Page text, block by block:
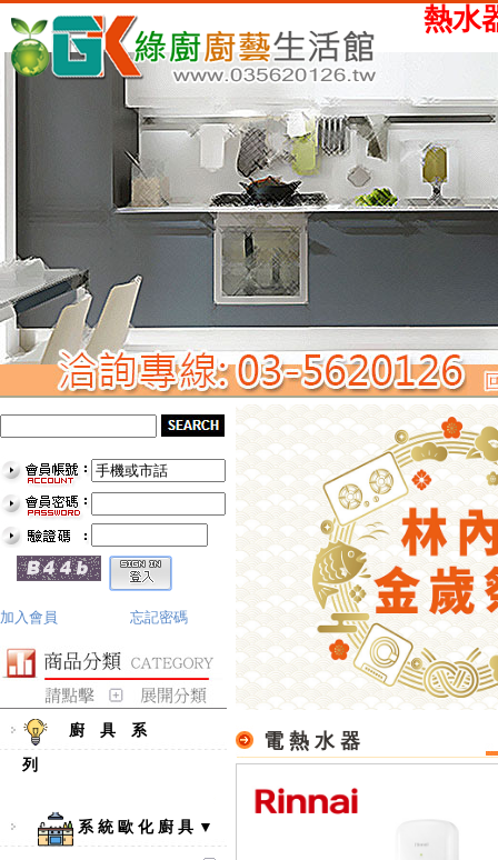
熱水器、瓦斯爐
加入會員 忘記密碼
廚 具 系
列
系 統 歐 化 廚 具 ▼
電 熱 水 器